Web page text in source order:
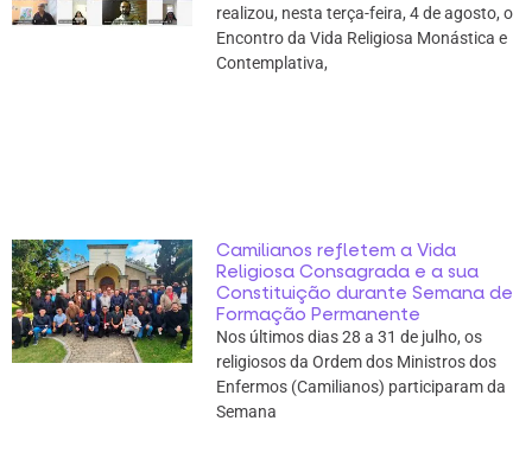
realizou, nesta terça-feira, 4 de agosto, o
Encontro da Vida Religiosa Monástica e
Contemplativa,
Camilianos refletem a Vida
Religiosa Consagrada e a sua
Constituição durante Semana de
Formação Permanente
Nos últimos dias 28 a 31 de julho, os
religiosos da Ordem dos Ministros dos
Enfermos (Camilianos) participaram da
Semana